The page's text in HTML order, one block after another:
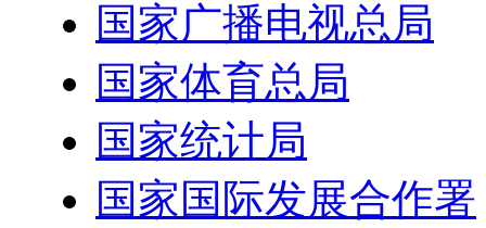
国家广播电视总局
国家体育总局
国家统计局
国家国际发展合作署